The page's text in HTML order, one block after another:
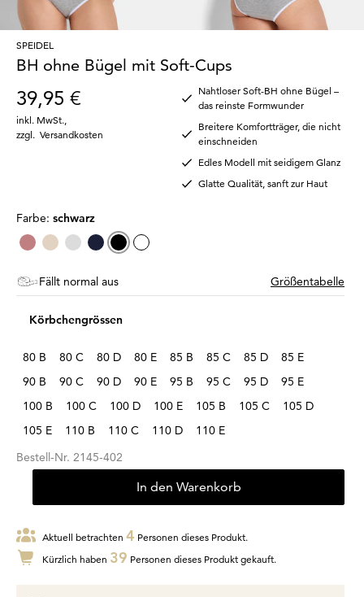
SPEIDEL
BH ohne Bügel mit Soft-Cups
39,95 €
inkl. MwSt.
zzgl. Versandkosten
Nahtloser Soft-BH ohne Bügel –
das reinste Formwunder
Breitere Komfortträger, die nicht
einschneiden
Edles Modell mit seidigem Glanz
Glatte Qualität, sanft zur Haut
Farbe: schwarz
Fällt normal aus Größentabelle
Körbchengrössen
80 B 80 C 80 D 80 E 85 B 85 C 85 D
85 E
90 B
90 C 90 D 90 E 95 B 95 C 95 D
95 E
100 B
100 C 100 D 100 E 105 B 105 C
105 D
105 E
110 B 110 C 110 D
110 E
Bestell-Nr. 2145-402
In den Warenkorb
Aktuell betrachten 4 Personen dieses Produkt.
Kürzlich haben 39 Personen dieses Produkt gekauft.